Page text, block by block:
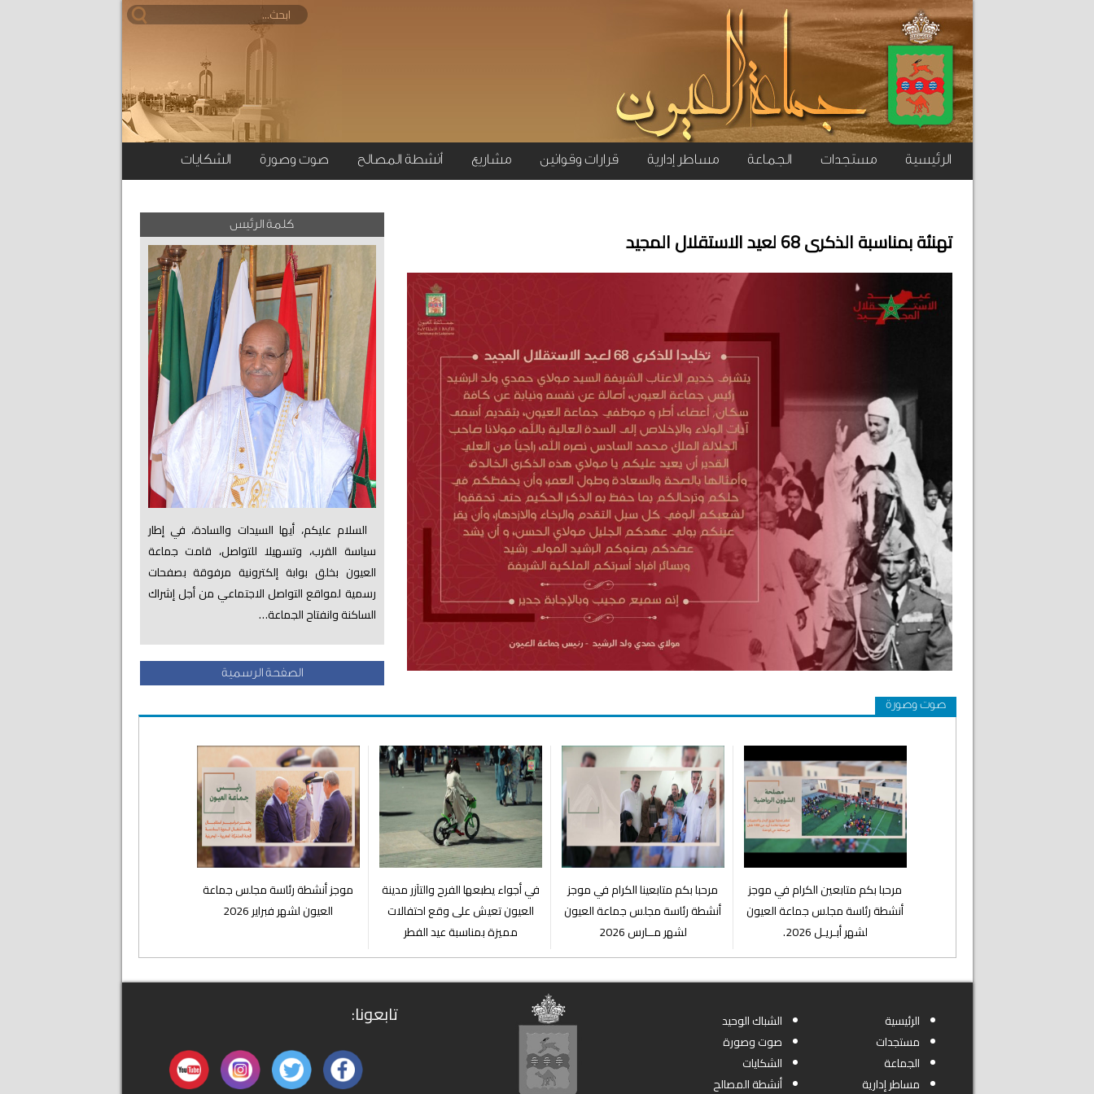
الرئيسية مستجدات الجماعة مساطر إدارية قرارات وقوانين مشاريع أنشطة المصالح صوت وصورة الشكايات
‏تهنئة بمناسبة الذكرى 68 لعيد الاستقلال المجيد
كلمة الرئيس
السلام عليكم، أيها السيدات والسادة، في إطار
سياسة القرب، وتسهيلا للتواصل، قامت جماعة
العيون بخلق بوابة إلكترونية مرفوقة بصفحات
رسمية لمواقع التواصل الاجتماعي من أجل إشراك
الساكنة وانفتاح الجماعة…
الصفحة الرسمية
صوت وصورة
⁨مرحبا بكم متابعين الكرام في موجز
أنشطة رئاسة مجلس جماعة العيون
لشهر أبـريـل 2026.
مرحبا بكم متابعينا الكرام في موجز
أنشطة رئاسة مجلس جماعة العيون
لشهر مــارس 2026
في أجواء يطبعها الفرح والتآزر مدينة
العيون تعيش على وقع احتفالات
مميزة بمناسبة عيد الفطر
موجز أنشطة رئاسة مجلس جماعة
العيون لشهر فبراير 2026
الرئيسية
مستجدات
الجماعة
مساطر إدارية
الشباك الوحيد
صوت وصورة
الشكايات
أنشطة المصالح
تابعونا: